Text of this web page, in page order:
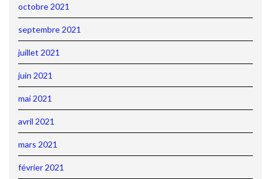
octobre 2021
septembre 2021
juillet 2021
juin 2021
mai 2021
avril 2021
mars 2021
février 2021